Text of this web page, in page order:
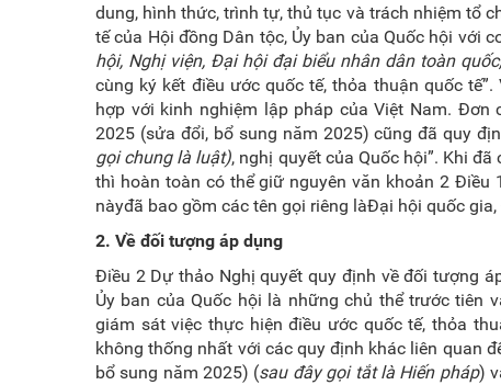
dung, hình thức, trình tự, thủ tục và trách nhiệm tổ
tế của Hội đồng Dân tộc, Ủy ban của Quốc hội với
hội, Nghị viện, Đại hội đại biểu nhân dân toàn
cùng ký kết điều ước quốc tế, thỏa thuận quốc
hợp với kinh nghiệm lập pháp của Việt Nam.
2025 (sửa đổi, bổ sung năm 2025) cũng đã quy
gọi chung là luật), nghị quyết của Quốc hội”. Khi
thì hoàn toàn có thể giữ nguyên văn khoản 2 Điều
nàyđã bao gồm các tên gọi riêng làĐại hội quốc
2. Về đối tượng áp dụng
Điều 2 Dự thảo Nghị quyết quy định về đối tượng
Ủy ban của Quốc hội là những chủ thể trước tiên
giám sát việc thực hiện điều ước quốc tế, thỏa
không thống nhất với các quy định khác liên quan
bổ sung năm 2025) (sau đây gọi tắt là Hiến pháp)